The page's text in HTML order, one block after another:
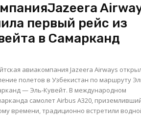
первый рейс из
в Самарканд
авиакомпания Jazeera Airways
полетов в Узбекистан по маршруту
Эль-Кувейт. В международном
самолет Airbus A320,
времени, традиционно встретили